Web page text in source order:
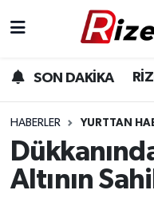
SON DAKİKA
HABERLER YURTTAN
Altının
Gündem
Yurttan Haberler
Ekonomi
Rize Hava
Rize Trafik
Süper Lig Puan